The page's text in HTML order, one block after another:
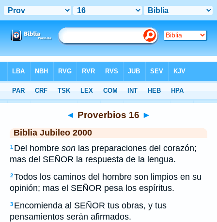
>JUB> Proverbios 16
◄ Proverbios 16 ►
Biblia Jubileo 2000
1 Del hombre son las preparaciones del corazón;
mas del SEÑOR la respuesta de la lengua.
2Todos los caminos del hombre son limpios en su
opinión; mas el SEÑOR pesa los espíritus.
3 Encomienda al SEÑOR tus obras, y tus
pensamientos serán afirmados.